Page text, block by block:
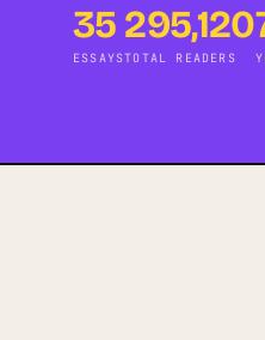
35
ESSAYS
295,120
TOTAL READERS